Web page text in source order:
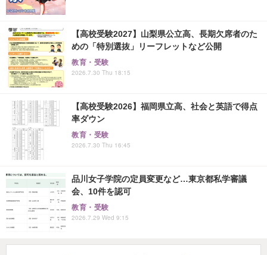
【高校受験2027】山梨県公立高、長期欠席者のた
めの「特別選抜」リーフレットなど公開
教育・受験
2026.7.30 Thu 18:15
【高校受験2026】福岡県立高、社会と英語で得点
率ダウン
教育・受験
2026.7.30 Thu 16:45
品川女子学院の定員変更など…東京都私学審議
会、10件を認可
教育・受験
2026.7.29 Wed 9:15